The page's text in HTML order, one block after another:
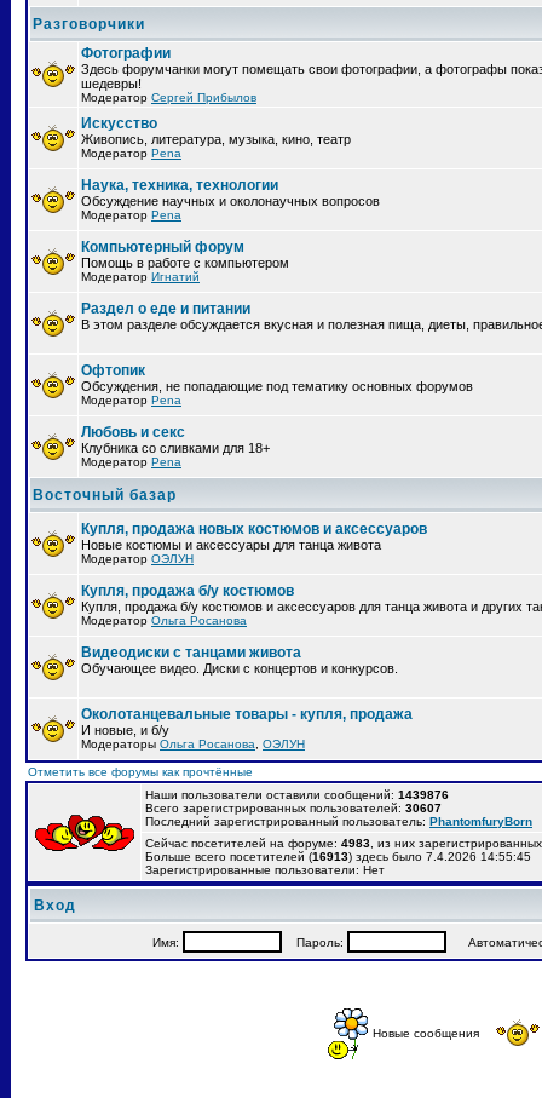
Разговорчики
Фотографии
Здесь форумчанки могут помещать свои фотографии, а фотографы
шедевры!
Модератор Сергей Прибылов
Искусство
Живопись, литература, музыка, кино, театр
Модератор Pena
Наука, техника, технологии
Обсуждение научных и околонаучных вопросов
Модератор Pena
Компьютерный форум
Помощь в работе с компьютером
Модератор Игнатий
Раздел о еде и питании
В этом разделе обсуждается вкусная и полезная пища, диеты,
Офтопик
Обсуждения, не попадающие под тематику основных форумов
Модератор Pena
Любовь и секс
Клубника со сливками для 18+
Модератор Pena
Восточный базар
Купля, продажа новых костюмов и аксессуаров
Новые костюмы и аксессуары для танца живота
Модератор ОЭЛУН
Купля, продажа б/у костюмов
Купля, продажа б/у костюмов и аксессуаров для танца живота и других
Модератор Ольга Росанова
Видеодиски с танцами живота
Обучающее видео. Диски с концертов и конкурсов.
Околотанцевальные товары - купля, продажа
И новые, и б/у
Модераторы Ольга Росанова ОЭЛУН
Отметить все форумы как прочтённые
Наши пользователи оставили сообщений: 1439876
Всего зарегистрированных пользователей: 30607
Последний зарегистрированный пользователь: PhantomfuryBorn
Сейчас посетителей на форуме: 4983 , из них
Больше всего посетителей (16913) здесь было 7.4.2026 14:55:45
Зарегистрированные пользователи: Нет
Вход
Имя: Пароль:
Новые сообщения